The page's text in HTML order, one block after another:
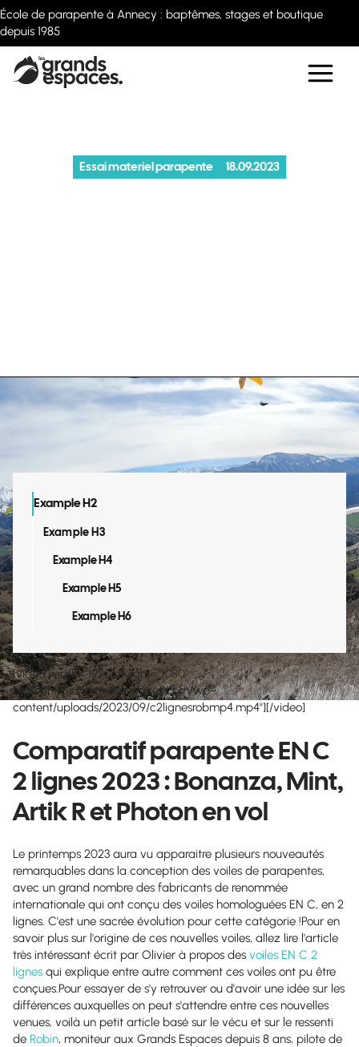
École de parapente à Annecy : baptêmes, stages et boutique
depuis 1985
Essai materiel parapente 18.09.2023
Example H2
Example H3
Example H4
Example H5
Example H6
[video width="1920" height="1080"
mp4="https://grandsespaces.com/wp-
content/uploads/2023/09/c2lignesrobmp4.mp4"][/video]
Comparatif parapente EN C
2 lignes 2023 : Bonanza, Mint,
Artik R et Photon en vol
Le printemps 2023 aura vu apparaitre plusieurs nouveautés
remarquables dans la conception des voiles de parapentes,
avec un grand nombre des fabricants de renommée
internationale qui ont conçu des voiles homologuées EN C, en 2
lignes. C'est une sacrée évolution pour cette catégorie !Pour en
savoir plus sur l'origine de ces nouvelles voiles, allez lire l'article
très intéressant écrit par Olivier à propos des voiles EN C 2
lignes qui explique entre autre comment ces voiles ont pu être
conçues.Pour essayer de s'y retrouver ou d'avoir une idée sur les
différences auxquelles on peut s'attendre entre ces nouvelles
venues, voilà un petit article basé sur le vécu et sur le ressenti
de Robin, moniteur aux Grands Espaces depuis 8 ans, pilote de